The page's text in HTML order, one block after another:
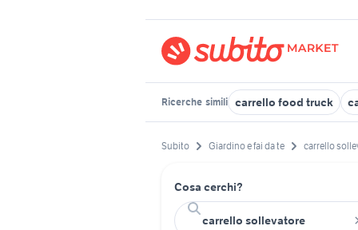
Ricerche simili carrello food truck
Subito Giardino e fai da te carrello
Cosa cerchi?